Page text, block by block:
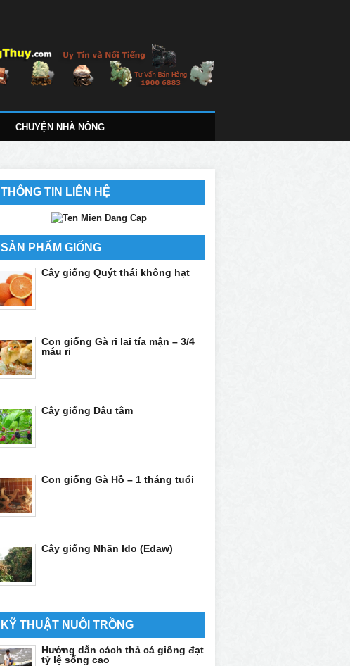
CHUYỆN NHÀ NÔNG
THÔNG TIN LIÊN HỆ
SẢN PHẨM GIỐNG
Cây giống Quýt thái không hạt
Con giống Gà ri lai tía mận – 3/4
máu ri
Cây giống Dâu tằm
Con giống Gà Hồ – 1 tháng tuổi
Cây giống Nhãn Ido (Edaw)
KỸ THUẬT NUÔI TRỒNG
Hướng dẫn cách thả cá giống đạt
tỷ lệ sống cao